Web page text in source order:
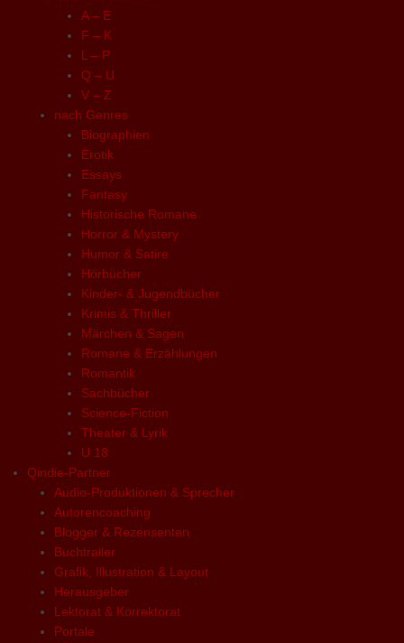
A – E
F – K
L – P
Q – U
V – Z
nach Genres
Biographien
Erotik
Essays
Fantasy
Historische Romane
Horror & Mystery
Humor & Satire
Hörbücher
Kinder- & Jugendbücher
Krimis & Thriller
Märchen & Sagen
Romane & Erzählungen
Romantik
Sachbücher
Science-Fiction
Theater & Lyrik
U 18
Qindie-Partner
Audio-Produktionen & Sprecher
Autorencoaching
Blogger & Rezensenten
Buchtrailer
Grafik, Illustration & Layout
Herausgeber
Lektorat & Korrektorat
Portale